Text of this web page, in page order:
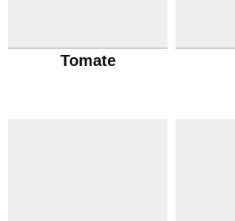
Tomate